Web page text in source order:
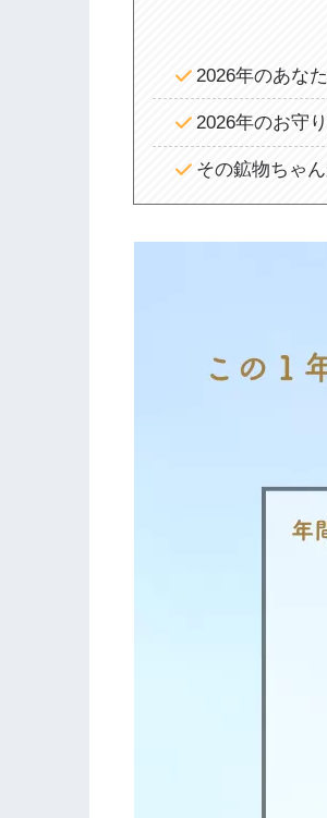
2026年のあな
2026年のお守
その鉱物ちゃ